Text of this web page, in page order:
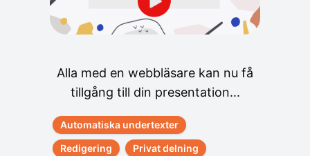
Alla med en webbläsare kan nu få
tillgång till din presentation...
Automatiska undertexter
Redigering
Privat delning